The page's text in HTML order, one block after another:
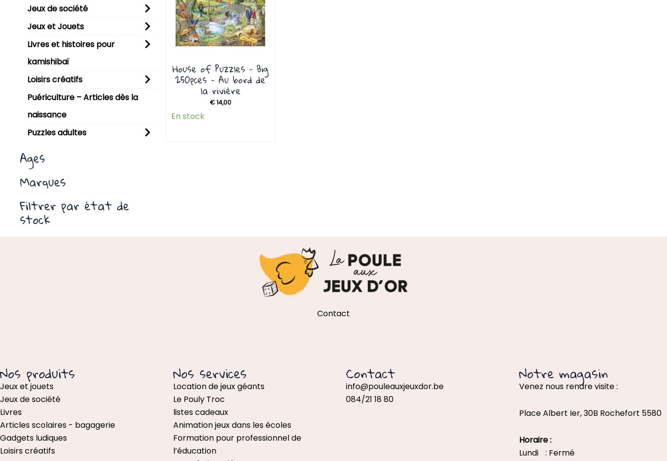
Jeux de société
Jeux et Jouets
Livres et histoires pour
kamishibaï
Loisirs créatifs
Puériculture – Articles dès la
naissance
Puzzles adultes
Ages
Marques
Filtrer par état de
stock
House of Puzzles – Big
250pces – Au bord de
la rivière
€14,00
En stock
Contact
Nos produits
Jeux et jouets
Jeux de société
Livres
Articles scolaires - bagagerie
Gadgets ludiques
Loisirs créatifs
Nos services
Location de jeux géants
Le Pouly Troc
listes cadeaux
Animation jeux dans les écoles
Formation pour professionnel de
l’éducation
Contact
info@pouleauxjeuxdor.be
084/21 18 80
Notre magasin
Venez nous rendre visite :
Place Albert Ier, 30B Rochefort 5580
Horaire :
Lundi : Fermé